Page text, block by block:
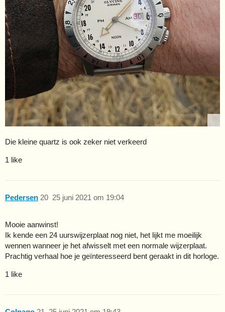
Die kleine quartz is ook zeker niet verkeerd
1 like
Pedersen 25 juni 2021 om 19:04
20
Mooie aanwinst!
Ik kende een 24 uurswijzerplaat nog niet, het lijkt me moeilijk
wennen wanneer je het afwisselt met een normale wijzerplaat.
Prachtig verhaal hoe je geïnteresseerd bent geraakt in dit horloge.
1 like